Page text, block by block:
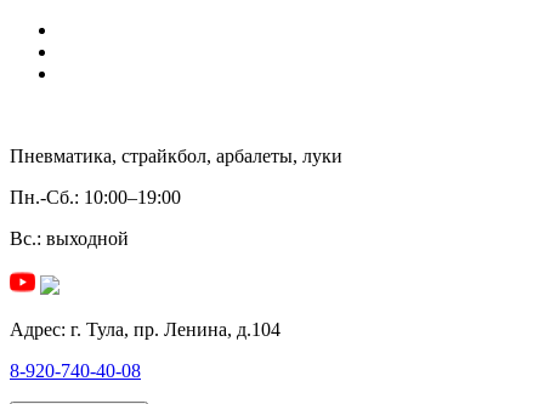
Пневматика, страйкбол, арбалеты, луки
Пн.-Сб.: 10:00–19:00
Вс.: выходной
Адрес: г. Тула, пр. Ленина, д.104
8-920-740-40-08